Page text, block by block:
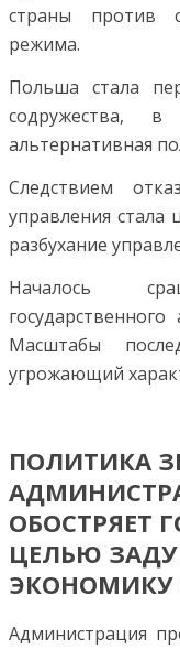
страны против
режима.
Польша стала
содружества,
альтернативная
Следствием
управления стала
разбухание
Началось
Масштабы
угрожающий
ПОЛИТИКА
ОБОСТРЯЕТ
ЦЕЛЬЮ
ЭКОНОМИКУ
Администрация